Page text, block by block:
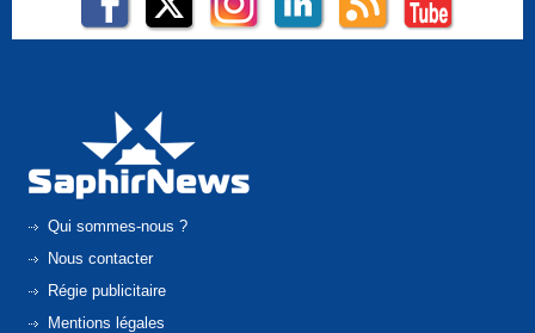
Qui sommes-nous ?
Nous contacter
Régie publicitaire
Mentions légales